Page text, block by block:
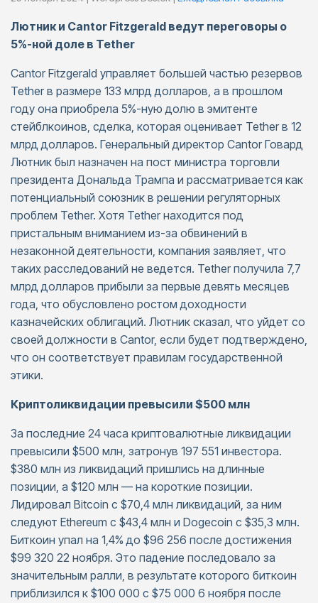
Лютник и Cantor Fitzgerald ведут переговоры о
5%-ной доле в Tether
Cantor Fitzgerald управляет большей частью резервов
Tether в размере 133 млрд долларов, а в прошлом
году она приобрела 5%-ную долю в эмитенте
стейблкоинов, сделка, которая оценивает Tether в 12
млрд долларов. Генеральный директор Cantor Говард
Лютник был назначен на пост министра торговли
президента Дональда Трампа и рассматривается как
потенциальный союзник в решении регуляторных
проблем Tether. Хотя Tether находится под
пристальным вниманием из-за обвинений в
незаконной деятельности, компания заявляет, что
таких расследований не ведется. Tether получила 7,7
млрд долларов прибыли за первые девять месяцев
года, что обусловлено ростом доходности
казначейских облигаций. Лютник сказал, что уйдет со
своей должности в Cantor, если будет подтверждено,
что он соответствует правилам государственной
этики.
Криптоликвидации превысили $500 млн
За последние 24 часа криптовалютные ликвидации
превысили $500 млн, затронув 197 551 инвестора.
$380 млн из ликвидаций пришлись на длинные
позиции, а $120 млн — на короткие позиции.
Лидировал Bitcoin с $70,4 млн ликвидаций, за ним
следуют Ethereum с $43,4 млн и Dogecoin с $35,3 млн.
Биткоин упал на 1,4% до $96 256 после достижения
$99 320 22 ноября. Это падение последовало за
значительным ралли, в результате которого биткоин
приблизился к $100 000 с $75 000 6 ноября после